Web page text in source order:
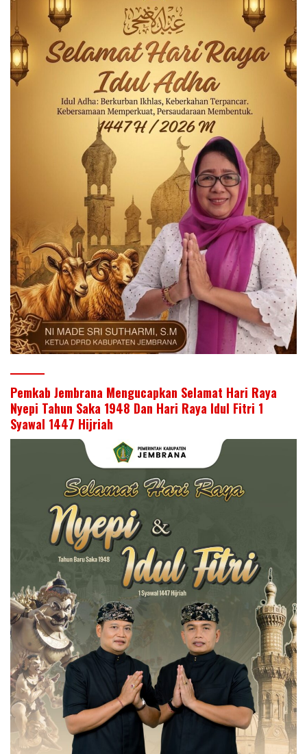
Pemkab Jembrana Mengucapkan Selamat Hari Raya
Nyepi Tahun Saka 1948 Dan Hari Raya Idul Fitri 1
Syawal 1447 Hijriah